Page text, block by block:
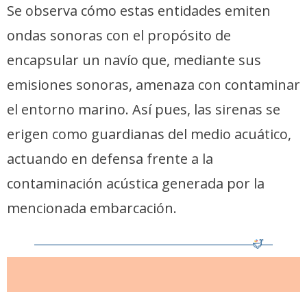
Se observa cómo estas entidades emiten
ondas sonoras con el propósito de
encapsular un navío que, mediante sus
emisiones sonoras, amenaza con contaminar
el entorno marino. Así pues, las sirenas se
erigen como guardianas del medio acuático,
actuando en defensa frente a la
contaminación acústica generada por la
mencionada embarcación.